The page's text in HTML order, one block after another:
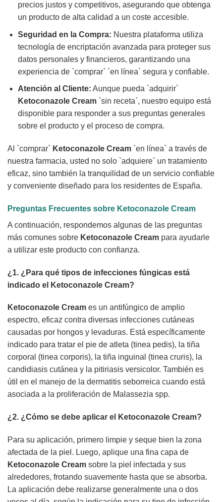
precios justos y competitivos, asegurando que obtenga
un producto de alta calidad a un coste accesible.
Seguridad en la Compra: Nuestra plataforma utiliza
tecnología de encriptación avanzada para proteger sus
datos personales y financieros, garantizando una
experiencia de `comprar` `en línea` segura y confiable.
Atención al Cliente: Aunque pueda `adquirir`
Ketoconazole Cream`sin receta`, nuestro equipo está
disponible para responder a sus preguntas generales
sobre el producto y el proceso de compra.
Al `comprar` Ketoconazole Cream `en línea` a través de
nuestra farmacia, usted no solo `adquiere` un tratamiento
eficaz, sino también la tranquilidad de un servicio confiable
y conveniente diseñado para los residentes de España.
Preguntas Frecuentes sobre Ketoconazole Cream
A continuación, respondemos algunas de las preguntas
más comunes sobre Ketoconazole Cream para ayudarle
a utilizar este producto con confianza.
¿1. ¿Para qué tipos de infecciones fúngicas está
indicado el
Ketoconazole Cream?
Ketoconazole Cream es un antifúngico de amplio
espectro, eficaz contra diversas infecciones cutáneas
causadas por hongos y levaduras. Está específicamente
indicado para tratar el pie de atleta (tinea pedis), la tiña
corporal (tinea corporis), la tiña inguinal (tinea cruris), la
candidiasis cutánea y la pitiriasis versicolor. También es
útil en el manejo de la dermatitis seborreica cuando está
asociada a la proliferación de Malassezia spp.
¿2. ¿Cómo se debe aplicar el Ketoconazole Cream?
Para su aplicación, primero limpie y seque bien la zona
afectada de la piel. Luego, aplique una fina capa de
Ketoconazole Cream sobre la piel infectada y sus
alrededores, frotando suavemente hasta que se absorba.
La aplicación debe realizarse generalmente una o dos